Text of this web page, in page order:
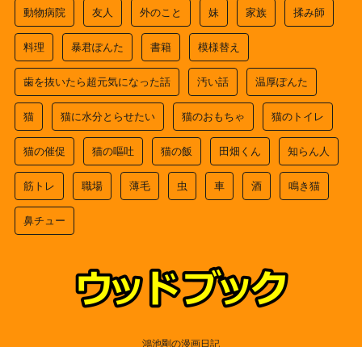
動物病院 友人 外のこと 妹 家族 揉み師
料理 暴君ぽんた 書籍 模様替え
歯を抜いたら超元気になった話 汚い話 温厚ぽんた
猫 猫に水分とらせたい 猫のおもちゃ 猫のトイレ
猫の催促 猫の嘔吐 猫の飯 田畑くん 知らん人
筋トレ 職場 薄毛 虫 車 酒 鳴き猫
鼻チュー
鴻池剛の漫画日記